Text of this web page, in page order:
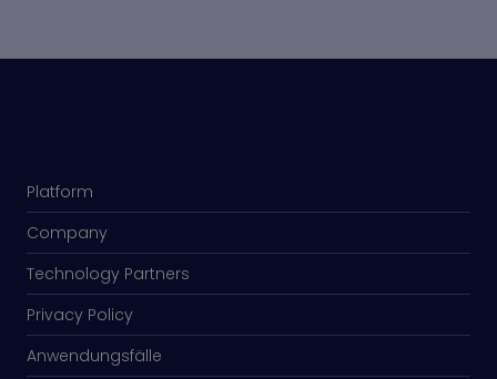
Platform
Company
Technology Partners
Privacy Policy
Anwendungsfälle